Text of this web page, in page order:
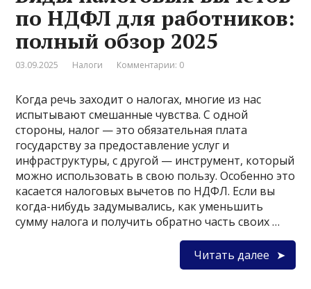
по НДФЛ для работников:
полный обзор 2025
03.09.2025 Налоги Комментарии: 0
Когда речь заходит о налогах, многие из нас
испытывают смешанные чувства. С одной
стороны, налог — это обязательная плата
государству за предоставление услуг и
инфраструктуры, с другой — инструмент, который
можно использовать в свою пользу. Особенно это
касается налоговых вычетов по НДФЛ. Если вы
когда-нибудь задумывались, как уменьшить
сумму налога и получить обратно часть своих …
Читать далее